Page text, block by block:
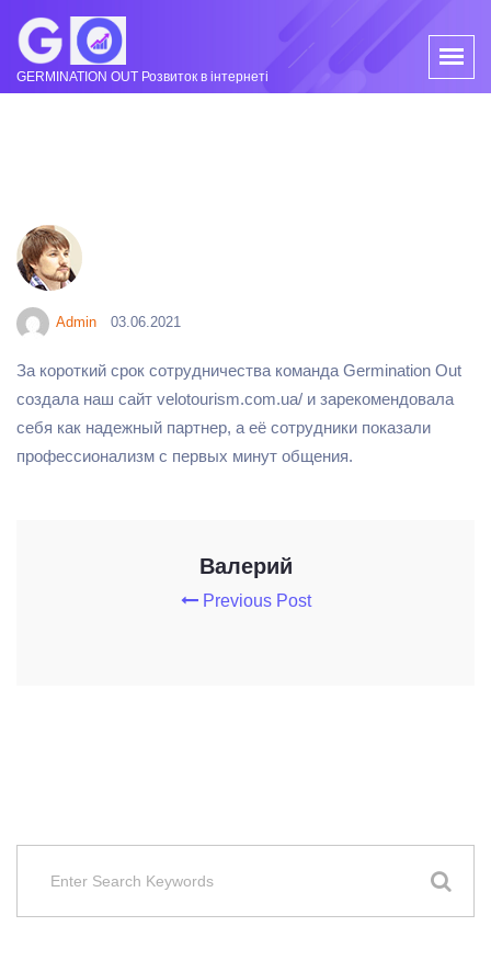
GERMINATION OUT Розвиток в інтернеті
Admin 03.06.2021
За короткий срок сотрудничества команда Germination Out
создала наш сайт velotourism.com.ua/ и зарекомендовала
себя как надежный партнер, а её сотрудники показали
профессионализм с первых минут общения.
Валерий
Previous Post